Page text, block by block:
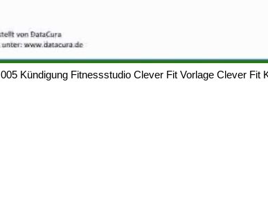
005 Kündigung Fitnessstudio Clever Fit Vorlage Clever Fit